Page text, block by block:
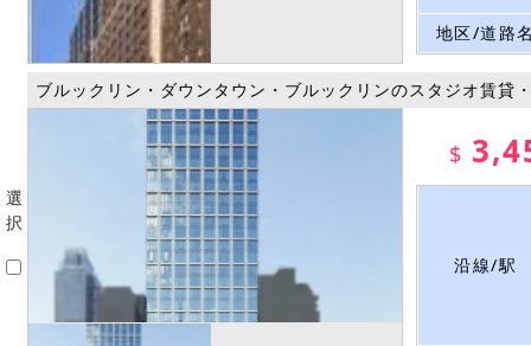
地区/道路
選
択
ブルックリン・ダウンタウン・ブルックリンのスタジオ賃貸
$
沿線/駅